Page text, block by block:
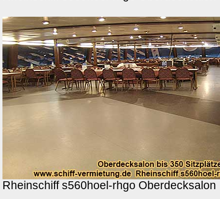
Rheinschiff s560hoel-rhgo Oberdecksalon